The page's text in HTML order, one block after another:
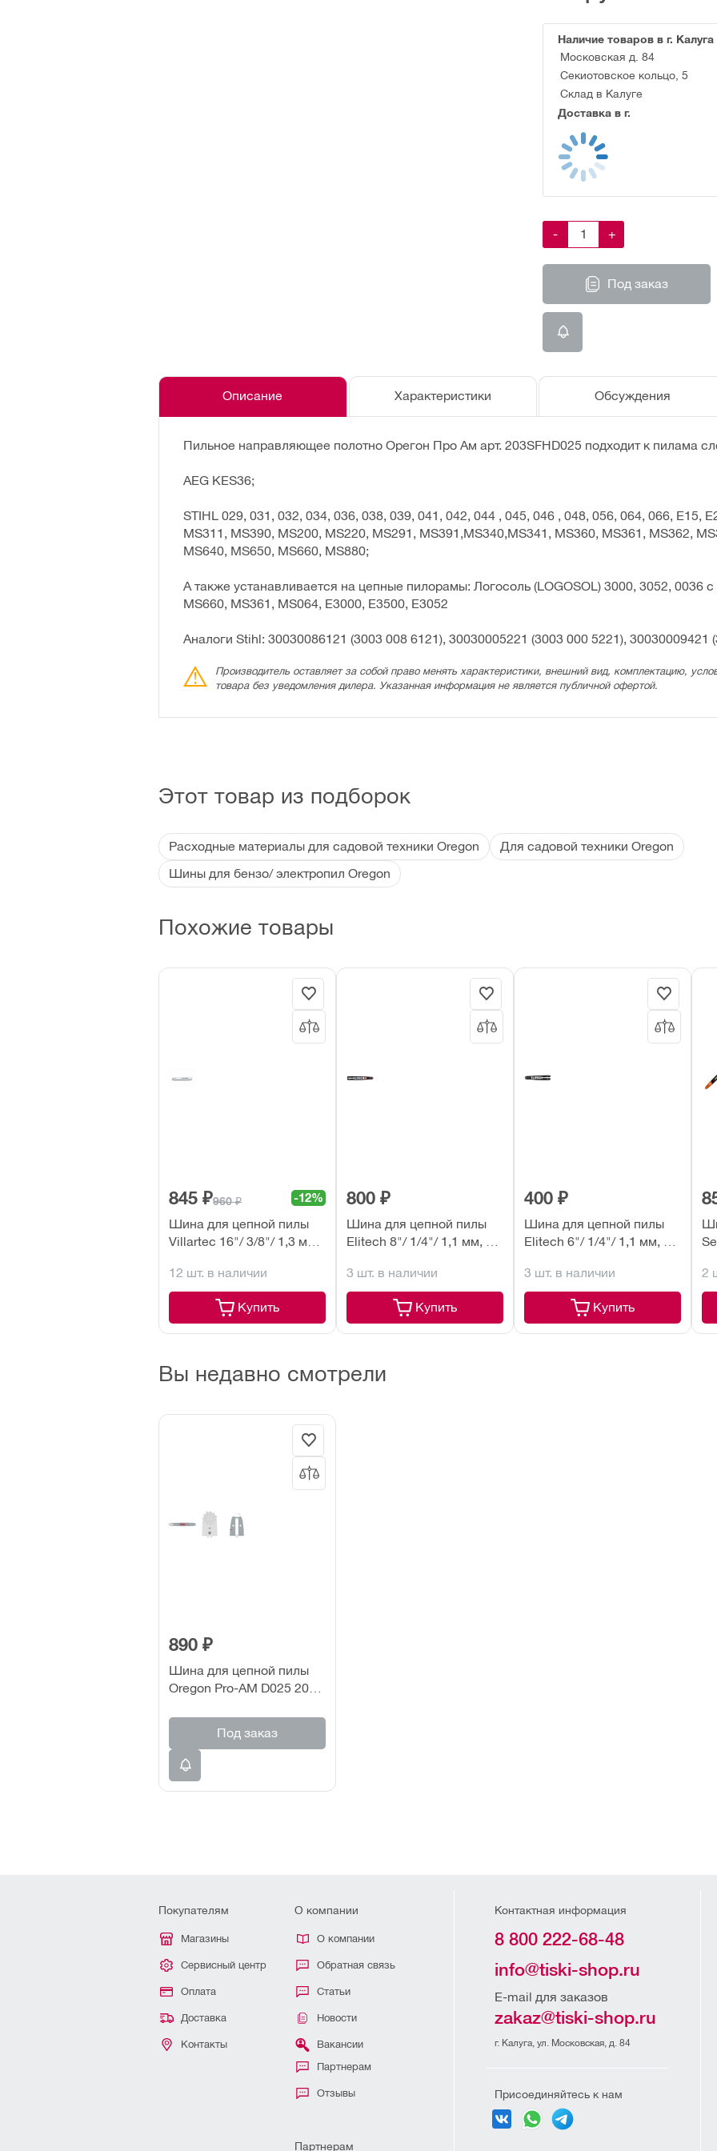
Наличие товаров в г. Калуга
Московская д. 84
Секиотовское кольцо, 5
Склад в Калуге
Доставка в г.
- +
Под заказ
Описание Характеристики Обсуждения
Пильное направляющее полотно Орегон Про Ам арт. 203SFHD025 подходит к пилама
AEG KES36;
STIHL 029, 031, 032, 034, 036, 038, 039, 041, 042, 044 , 045, 046 , 048, 056, 064, 066, E15,
MS311, MS390, MS200, MS220, MS291, MS391,MS340,MS341, MS360, MS361, MS362,
MS640, MS650, MS660, MS880;
А также устанавливается на цепные пилорамы: Логосоль (LOGOSOL) 3000, 3052, 0036
MS660, MS361, MS064, E3000, E3500, E3052
Аналоги Stihl: 30030086121 (3003 008 6121), 30030005221 (3003 000 5221), 30030009421
Производитель оставляет за собой право менять характеристики, внешний вид, комплектацию,
товара без уведомления дилера. Указанная информация не является публичной офертой.
Этот товар из подборок
Расходные материалы для садовой техники Oregon
Для садовой техники Oregon
Шины для бензо/ электропил Oregon
Похожие товары
845 ₽960 ₽
-12%
Шина для цепной пилы
Villartec 16"/ 3/8"/ 1,3 мм
12 шт. в наличии
Купить
800 ₽
Шина для цепной пилы
Elitech 8"/ 1/4"/ 1,1 мм, 44
3 шт. в наличии
Купить
400 ₽
Шина для цепной пилы
Elitech 6"/ 1/4"/ 1,1 мм, 36
3 шт. в наличии
Купить
2
Вы недавно смотрели
890 ₽
Шина для цепной пилы
Oregon Pro-AM D025 20"
Под заказ
Покупателям
Магазины
Сервисный центр
Оплата
Доставка
Контакты
О компании
О компании
Обратная связь
Статьи
Новости
Вакансии
Партнерам
Отзывы
Партнерам
Контактная информация
8 800 222-68-48
info@tiski-shop.ru
E-mail для заказов
zakaz@tiski-shop.ru
г. Калуга, ул. Московская, д. 84
Присоединяйтесь к нам